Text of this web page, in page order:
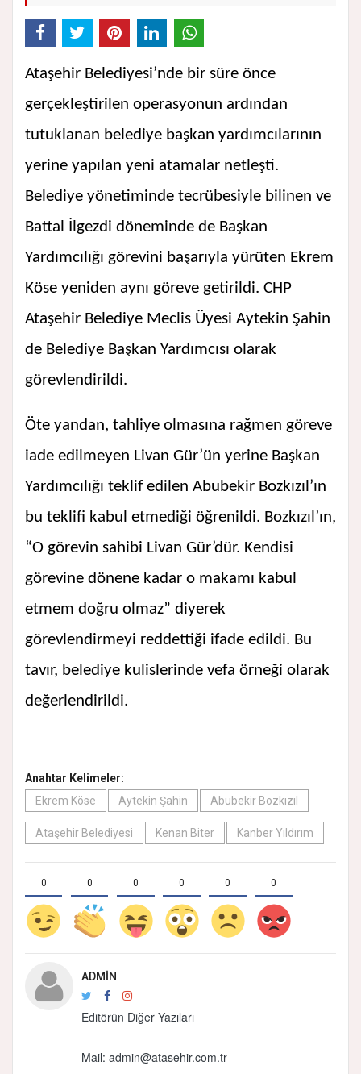
Ataşehir Belediyesi’nde bir süre önce
gerçekleştirilen operasyonun ardından
tutuklanan belediye başkan yardımcılarının
yerine yapılan yeni atamalar netleşti.
Belediye yönetiminde tecrübesiyle bilinen ve
Battal İlgezdi döneminde de Başkan
Yardımcılığı görevini başarıyla yürüten Ekrem
Köse yeniden aynı göreve getirildi. CHP
Ataşehir Belediye Meclis Üyesi Aytekin Şahin
de Belediye Başkan Yardımcısı olarak
görevlendirildi.
Öte yandan, tahliye olmasına rağmen göreve
iade edilmeyen Livan Gür’ün yerine Başkan
Yardımcılığı teklif edilen Abubekir Bozkızıl’ın
bu teklifi kabul etmediği öğrenildi. Bozkızıl’ın,
“O görevin sahibi Livan Gür’dür. Kendisi
görevine dönene kadar o makamı kabul
etmem doğru olmaz” diyerek
görevlendirmeyi reddettiği ifade edildi. Bu
tavır, belediye kulislerinde vefa örneği olarak
değerlendirildi.
Anahtar Kelimeler:
Ekrem Köse
Aytekin Şahin Abubekir Bozkızıl
Ataşehir Belediyesi Kenan Biter Kanber Yıldırım
0 0 0 0 0 0
ADMIN
Editörün Diğer Yazıları
Mail: admin@atasehir.com.tr